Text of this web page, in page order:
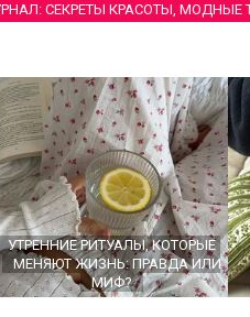
СЕКРЕТЫ КРАСОТЫ,
УТРЕННИЕ РИТУАЛЫ, КОТОРЫЕ
МЕНЯЮТ ЖИЗНЬ: ПРАВДА ИЛИ
МИФ?